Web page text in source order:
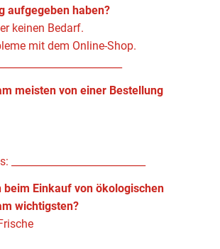
aufgegeben haben?
keinen Bedarf.
mit dem Online-Shop.
meisten von einer Bestellung
beim Einkauf von ökologischen
wichtigsten?